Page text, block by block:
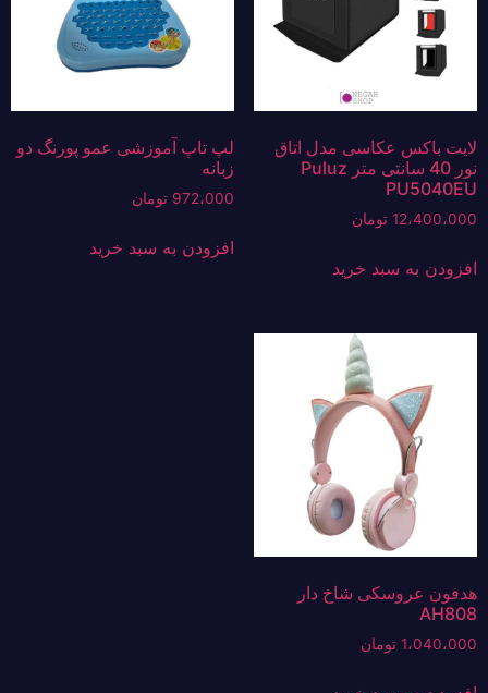
لایت باکس عکاسی مدل اتاق
نور 40 سانتی متر Puluz
PU5040EU
12،400،000 تومان
افزودن به سبد خرید
لپ تاپ آموزشی عمو پورنگ دو
زبانه
972،000 تومان
افزودن به سبد خرید
هدفون عروسکی شاخ دار
AH808
1،040،000 تومان